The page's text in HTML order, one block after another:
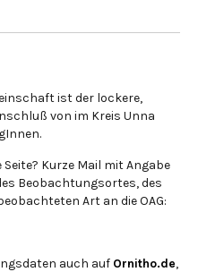
ist der lockere,
von im Kreis Unna
Kurze Mail mit Angabe
Beobachtungsortes, des
Art an die OAG:
auch auf Ornitho.de,